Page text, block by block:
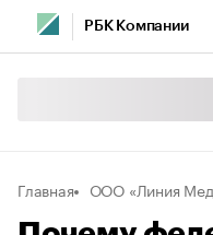
РБК Компании
Главная ООО «Линия